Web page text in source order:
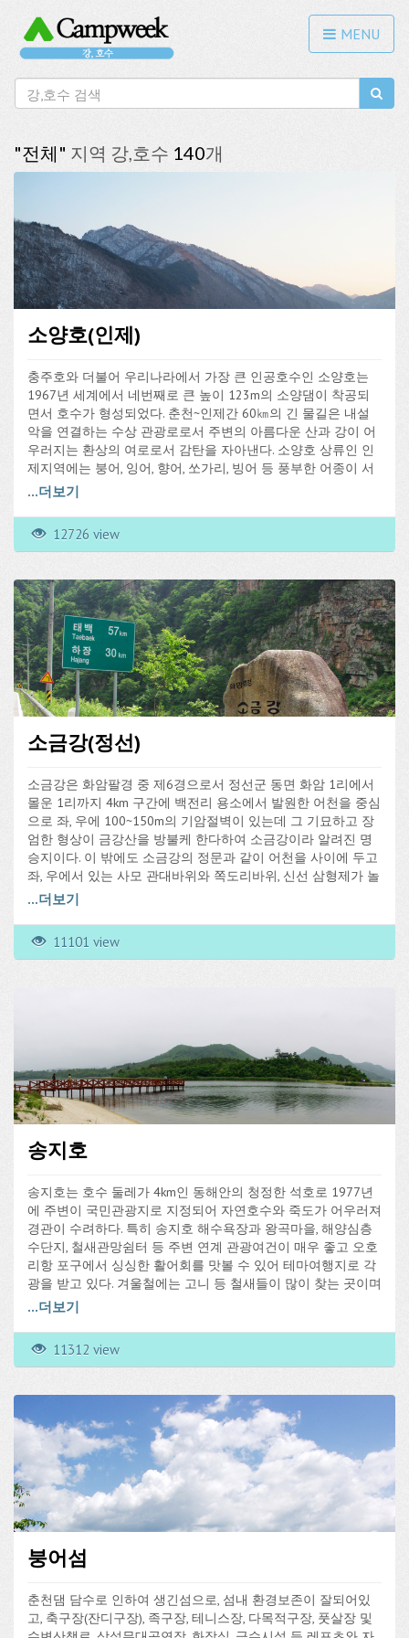
MENU
"전체" 지역 강,호수 140개
소양호(인제)
충주호와 더불어 우리나라에서 가장 큰 인공호수인 소양호는
1967년 세계에서 네번째로 큰 높이 123m의 소양댐이 착공되
면서 호수가 형성되었다. 춘천~인제간 60㎞의 긴 물길은 내설
악을 연결하는 수상 관광로로서 주변의 아름다운 산과 강이 어
우러지는 환상의 여로로서 감탄을 자아낸다. 소양호 상류인 인
제지역에는 붕어, 잉어, 향어, 쏘가리, 빙어 등 풍부한 어종이 서
식하고 있어, 많은 낚시꾼들이 관광을 겸해 많이 찾고 있다.
1993년부터 마을 관리 휴양지로 군축교, 부평, 관대리, 상수내리
낚시터를 지정하여 마을이나 노인회에서 위탁 운영되고 있다.
12월~3월까지 군촉교 부평리 일부호수에 얼음이 얼면 간단한
는 사람들이 많다.
...더보기
12726 view
소금강(정선)
소금강은 화암팔경 중 제6경으로서 정선군 동면 화암 1리에서
몰운 1리까지 4km 구간에 백전리 용소에서 발원한 어천을 중심
으로 좌, 우에 100~150m의 기암절벽이 있는데 그 기묘하고 장
엄한 형상이 금강산을 방불케 한다하여 소금강이라 알려진 명
승지이다. 이 밖에도 소금강의 정문과 같이 어천을 사이에 두고
좌, 우에서 있는 사모 관대바위와 쪽도리바위, 신선 삼형제가 놀
았다는 삼형제바위, 독수리집이 있어 항상 독수리가 날고 있다
는 평화바위, 조그마한 동굴 속에서 오고가는 관광객에게 작별
인사를 하는 듯한 두꺼비 모양의 돌두꺼비바위 등 정교한 형상
은 보는 이의 가슴을 설레게 한다.
...더보기
11101 view
송지호
송지호는 호수 둘레가 4km인 동해안의 청정한 석호로 1977년
에 주변이 국민관광지로 지정되어 자연호수와 죽도가 어우러져
경관이 수려하다. 특히 송지호 해수욕장과 왕곡마을, 해양심층
수단지, 철새관망쉼터 등 주변 연계 관광여건이 매우 좋고 오호
리항 포구에서 싱싱한 활어회를 맛볼 수 있어 테마여행지로 각
광을 받고 있다. 겨울철에는 고니 등 철새들이 많이 찾는 곳이며
재첩이 채취되는 이 곳에서는 채취시기에 소규모 마을축제로
"송지호 재첩잡이체험축제"를 개최하여 관광객에게 재첩을 직
접 채취할 수 있는 기회를 제공하기도 한다.
...더보기
11312 view
붕어섬
춘천댐 담수로 인하여 생긴섬으로, 섬내 환경보존이 잘되어있
고, 축구장(잔디구장), 족구장, 테니스장, 다목적구장, 풋살장 및